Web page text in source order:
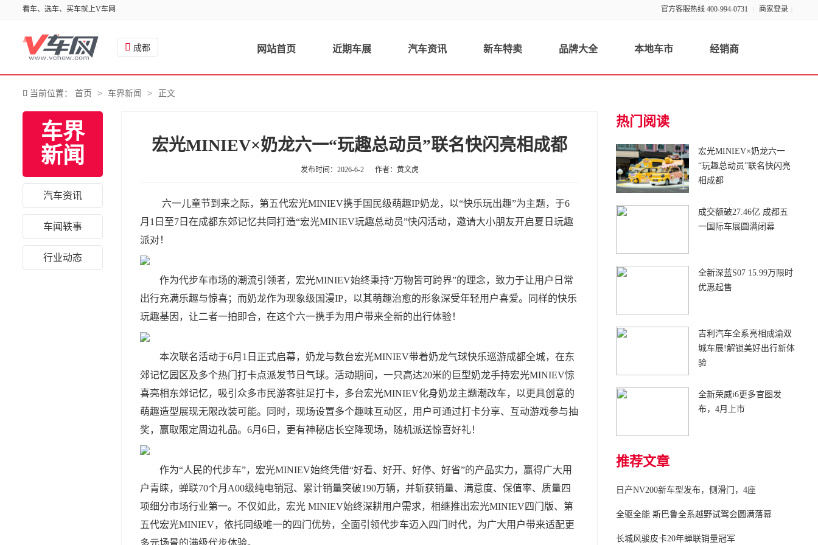
看车、选车、买车就上V车网 官方客服热线 400-994-0731 商家登录
 成都 网站首页 近期车展 汽车资讯 新车特卖 品牌大全 本地车市 经销商
 当前位置： 首页 > 车界新闻 > 正文
车界
新闻
汽车资讯
车闻轶事
行业动态
宏光MINIEV×奶龙六一“玩趣总动员”联名快闪亮相成都
发布时间：2026-6-2 作者：黄文虎
六一儿童节到来之际，第五代宏光MINIEV携手国民级萌趣IP奶龙，以“快乐玩出趣”为主题，于6
月1日至7日在成都东郊记忆共同打造“宏光MINIEV玩趣总动员”快闪活动，邀请大小朋友开启夏日玩趣
派对！
作为代步车市场的潮流引领者，宏光MINIEV始终秉持“万物皆可跨界”的理念，致力于让用户日常
出行充满乐趣与惊喜；而奶龙作为现象级国漫IP，以其萌趣治愈的形象深受年轻用户喜爱。同样的快乐
玩趣基因，让二者一拍即合，在这个六一携手为用户带来全新的出行体验！
本次联名活动于6月1日正式启幕，奶龙与数台宏光MINIEV带着奶龙气球快乐巡游成都全城，在东
郊记忆园区及多个热门打卡点派发节日气球。活动期间，一只高达20米的巨型奶龙手持宏光MINIEV惊
喜亮相东郊记忆，吸引众多市民游客驻足打卡，多台宏光MINIEV化身奶龙主题潮改车，以更具创意的
萌趣造型展现无限改装可能。同时，现场设置多个趣味互动区，用户可通过打卡分享、互动游戏参与抽
奖，赢取限定周边礼品。6月6日，更有神秘店长空降现场，随机派送惊喜好礼！
作为“人民的代步车”，宏光MINIEV始终凭借“好看、好开、好停、好省”的产品实力，赢得广大用
户青睐，蝉联70个月A00级纯电销冠、累计销量突破190万辆，并斩获销量、满意度、保值率、质量四
项细分市场行业第一。不仅如此，宏光 MINIEV始终深耕用户需求，相继推出宏光MINIEV四门版、第
五代宏光MINIEV，依托同级唯一的四门优势，全面引领代步车迈入四门时代，为广大用户带来适配更
多元场景的满级代步体验。
热门阅读
宏光MINIEV×奶龙六一
“玩趣总动员”联名快闪亮
相成都
成交额破27.46亿 成都五
一国际车展圆满闭幕
全新深蓝S07 15.99万限时
优惠起售
吉利汽车全系亮相成渝双
城车展!解锁美好出行新体
验
全新荣威i6更多官图发
布，4月上市
推荐文章
日产NV200新车型发布，侧滑门，4座
全驱全能 斯巴鲁全系越野试驾会圆满落幕
长城风骏皮卡20年蝉联销量冠军